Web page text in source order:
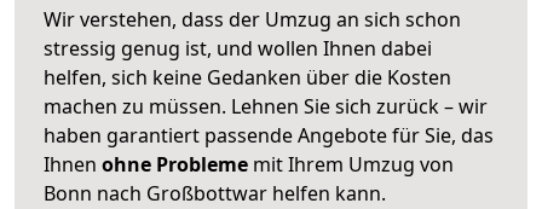
Wir verstehen, dass der Umzug an sich schon
stressig genug ist, und wollen Ihnen dabei
helfen, sich keine Gedanken über die Kosten
machen zu müssen. Lehnen Sie sich zurück – wir
haben garantiert passende Angebote für Sie, das
Ihnen ohne Probleme mit Ihrem Umzug von
Bonn nach Großbottwar helfen kann.